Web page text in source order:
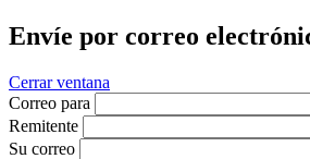
Envíe por correo
Cerrar ventana
Correo para
Remitente
Su correo